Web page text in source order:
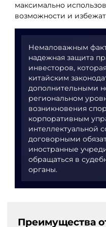
максимально
возможности и
Немаловажным
надежная защита
инвесторов,
китайским
дополнительными
региональном
возникновения
корпоративным
интеллектуальной
договорными
иностранные
обращаться в
органы.
Преимущества